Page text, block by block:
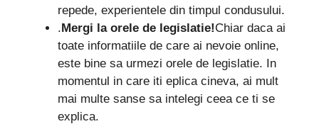
repede, experientele din timpul condusului.
.Mergi la orele de legislatie!Chiar daca ai
toate informatiile de care ai nevoie online,
este bine sa urmezi orele de legislatie. In
momentul in care iti eplica cineva, ai mult
mai multe sanse sa intelegi ceea ce ti se
explica.